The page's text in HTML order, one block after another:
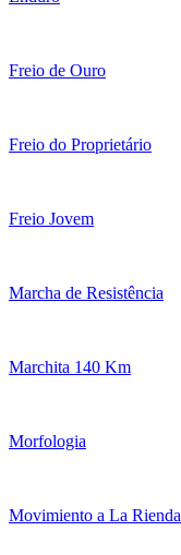
Freio de Ouro
Freio do Proprietário
Freio Jovem
Marcha de Resistência
Marchita 140 Km
Morfologia
Movimiento a La Rienda